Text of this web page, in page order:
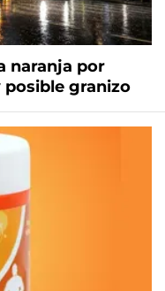
naranja por
posible granizo